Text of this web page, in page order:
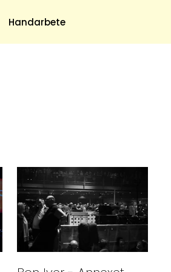
Handarbete
Nyhetsbrev
Om Cookies
Integritetspolicy
Skapa Konto